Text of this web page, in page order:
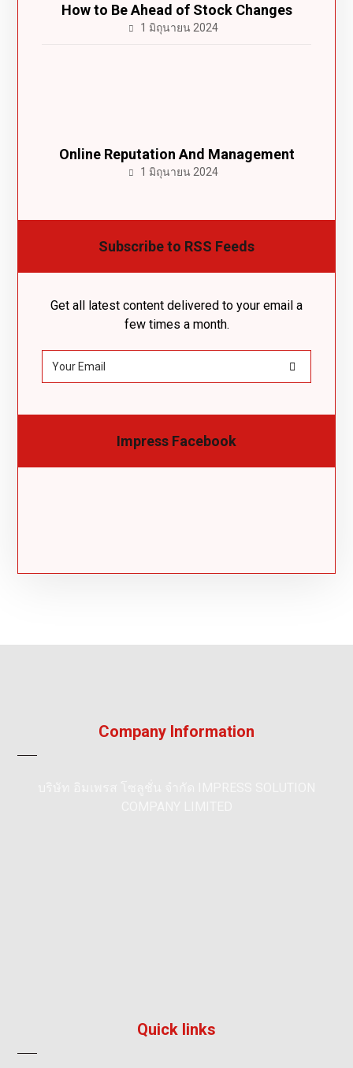
How to Be Ahead of Stock Changes
1 มิถุนายน 2024
Online Reputation And Management
1 มิถุนายน 2024
Subscribe to RSS Feeds
Get all latest content delivered to your email a
few times a month.
Impress Facebook
Company Information
Quick links